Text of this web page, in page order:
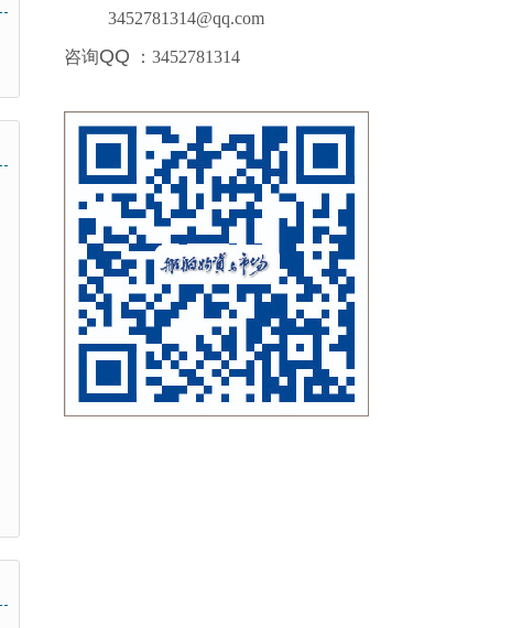
3452781314@qq.com
咨询QQ ：3452781314